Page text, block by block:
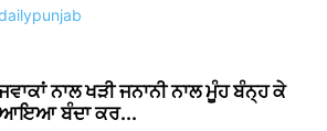
ਨਾਲ ਖੜੀ ਜਨਾਨੀ ਨਾਲ ਮੂੰਹ ਬੰਨ੍ਹ ਕੇ
ਬੰਦਾ ਕਰ...